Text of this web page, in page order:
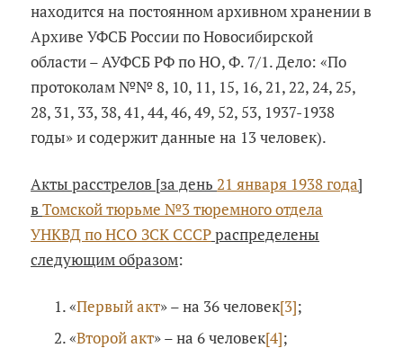
находится на постоянном архивном хранении в
Архиве УФСБ России по Новосибирской
области – АУФСБ РФ по НО, Ф. 7/1. Дело: «По
протоколам №№ 8, 10, 11, 15, 16, 21, 22, 24, 25,
28, 31, 33, 38, 41, 44, 46, 49, 52, 53, 1937-1938
годы» и содержит данные на 13 человек).
Акты расстрелов [за день21 января 1938 года]
вТомской тюрьме №3 тюремного отдела
УНКВД по НСО ЗСК СССРраспределены
следующим образом:
«Первый акт» – на 36 человек[3];
«Второй акт» – на 6 человек[4];